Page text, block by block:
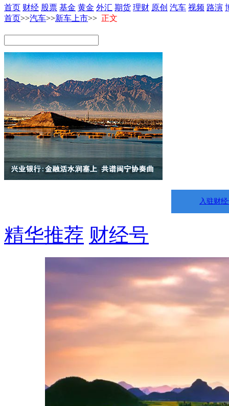
首页 财经 股票 基金 黄金 外汇 期货 理财 原创 汽车 视频 路演
首页>>汽车>>新车上市>> 正文
入驻财
精华推荐 财经号